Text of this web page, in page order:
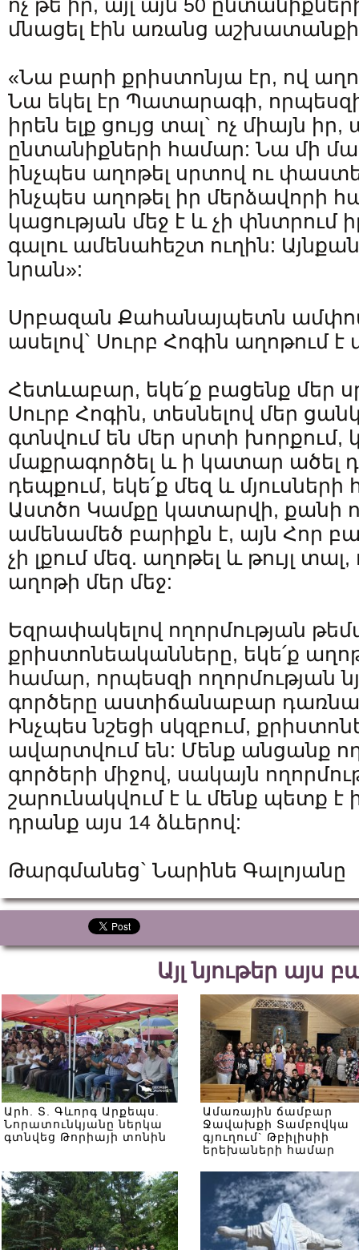
ոչ թե իր, այլ այն 50
մնացել էին առանց
«Նա բարի քրիստոնյա էր, ով
Նա եկել էր Պատարագի,
իրեն ելք ցույց տալ` ոչ միայն իր,
ընտանիքների համար: Նա մի
ինչպես աղոթել սրտով ու
ինչպես աղոթել իր մերձավորի
կացության մեջ է և չի փնտրում
գալու ամենահեշտ ուղին: Այնքան
նրան»:
Սրբազան Քահանայպետն
ասելով` Սուրբ Հոգին աղոթում է
Հետևաբար, եկե՛ք բացենք մեր
Սուրբ Հոգին, տեսնելով մեր
գտնվում են մեր սրտի
մաքրագործել և ի կատար ածել
դեպքում, եկե՛ք մեզ և
Աստծո Կամքը կատարվի, քանի
ամենամեծ բարիքն է, այն Հոր
չի լքում մեզ. աղոթել և թույլ
աղոթի մեր մեջ:
Եզրափակելով ողորմության
քրիստոնեականները, եկե՛ք
համար, որպեսզի ողորմության
գործերը աստիճանաբար
Ինչպես նշեցի սկզբում,
ավարտվում են: Մենք անցանք
գործերի միջով, սակայն
շարունակվում է և մենք պետք
դրանք այս 14 ձևերով:
Թարգմանեց` Նարինե Գալոյանը
Այլ նյութեր այս
Արհ. Տ. Գևորգ Արքեպս.
Նորատունկյանը ներկա
գտնվեց Թորիայի տոնին
Ամառային ճամբար
Ջավախքի Տամբովկա
գյուղում` Թբիլիսիի
երեխաների համար